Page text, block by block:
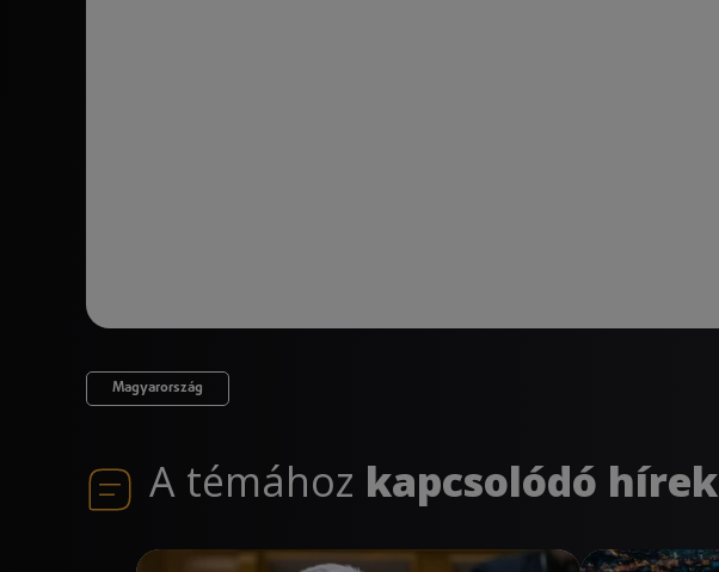
Magyarország
A témához kapcsolódó hírek